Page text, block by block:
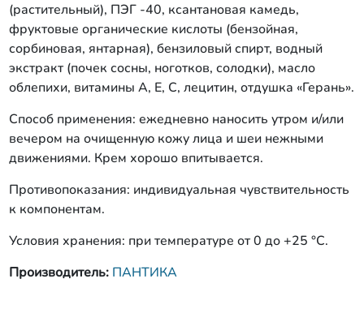
(растительный), ПЭГ -40, ксантановая камедь,
фруктовые органические кислоты (бензойная,
сорбиновая, янтарная), бензиловый спирт, водный
экстракт (почек сосны, ноготков, солодки), масло
облепихи, витамины А, Е, С, лецитин, отдушка «Герань».
Способ применения: ежедневно наносить утром и/или
вечером на очищенную кожу лица и шеи нежными
движениями. Крем хорошо впитывается.
Противопоказания: индивидуальная чувствительность
к компонентам.
Условия хранения: при температуре от 0 до +25 °С.
Производитель: ПАНТИКА